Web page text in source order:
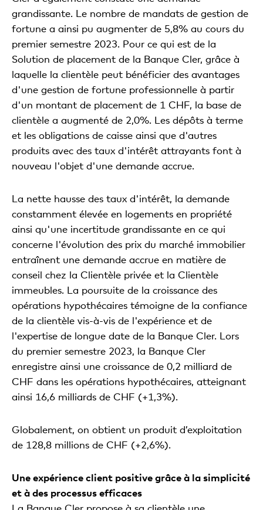
grandissante. Le nombre de mandats de gestion de
fortune a ainsi pu augmenter de 5,8% au cours du
premier semestre 2023. Pour ce qui est de la
Solution de placement de la Banque Cler, grâce à
laquelle la clientèle peut bénéficier des avantages
d'une gestion de fortune professionnelle à partir
d'un montant de placement de 1 CHF, la base de
clientèle a augmenté de 2,0%. Les dépôts à terme
et les obligations de caisse ainsi que d'autres
produits avec des taux d'intérêt attrayants font à
nouveau l'objet d'une demande accrue.
La nette hausse des taux d'intérêt, la demande
constamment élevée en logements en propriété
ainsi qu'une incertitude grandissante en ce qui
concerne l'évolution des prix du marché immobilier
entraînent une demande accrue en matière de
conseil chez la Clientèle privée et la Clientèle
immeubles. La poursuite de la croissance des
opérations hypothécaires témoigne de la confiance
de la clientèle vis-à-vis de l'expérience et de
l'expertise de longue date de la Banque Cler. Lors
du premier semestre 2023, la Banque Cler
enregistre ainsi une croissance de 0,2 milliard de
CHF dans les opérations hypothécaires, atteignant
ainsi 16,6 milliards de CHF (+1,3%).
Globalement, on obtient un produit d’exploitation
de 128,8 millions de CHF (+2,6%).
Une expérience client positive grâce à la simplicité
et à des processus efficaces